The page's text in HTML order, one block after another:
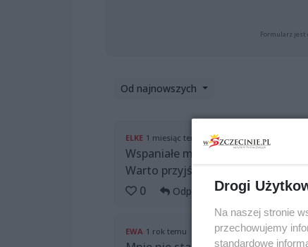
Formularz jest
Od najnowszych
ELKE 1 miesiąc temu
Wspaniałe miejsce bywamy co
Warto przyjść
0
Odpowiedz
EWA 1 rok temu
Drogi
Na naszej stronie
przechowujemy
standardowe